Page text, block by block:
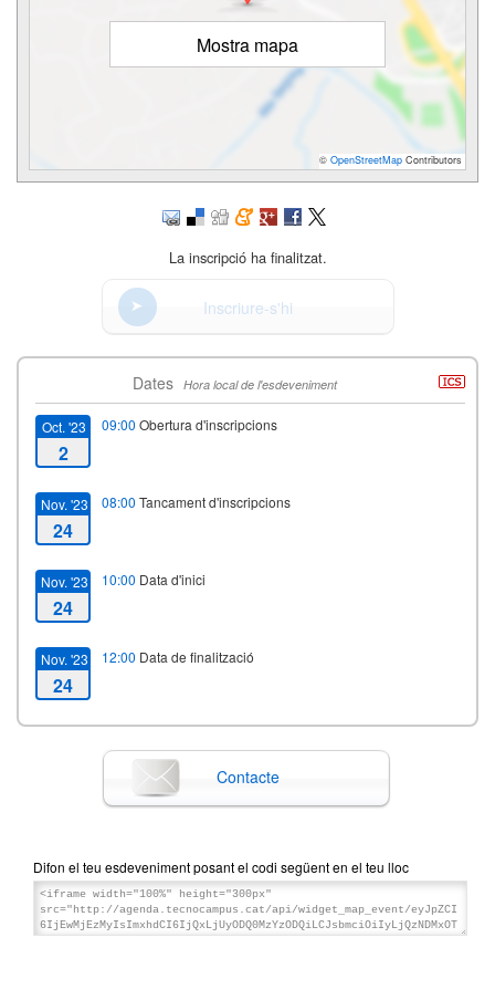
Mostra mapa
© OpenStreetMap Contributors
La inscripció ha finalitzat.
Inscriure-s'hi
Dates Hora local de l'esdeveniment
Oct. '23
2
09:00 Obertura d'inscripcions
Nov. '23
24
08:00 Tancament d'inscripcions
Nov. '23
24
10:00 Data d'inici
Nov. '23
24
12:00 Data de finalització
Contacte
Difon el teu esdeveniment posant el codi següent en el teu lloc